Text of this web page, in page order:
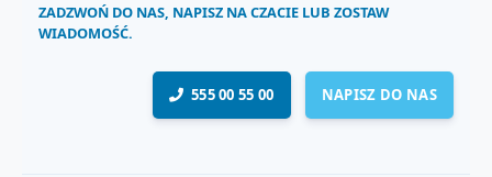
ZADZWOŃ DO NAS, NAPISZ NA CZACIE LUB ZOSTAW
WIADOMOŚĆ.
555 00 55 00 NAPISZ DO NAS